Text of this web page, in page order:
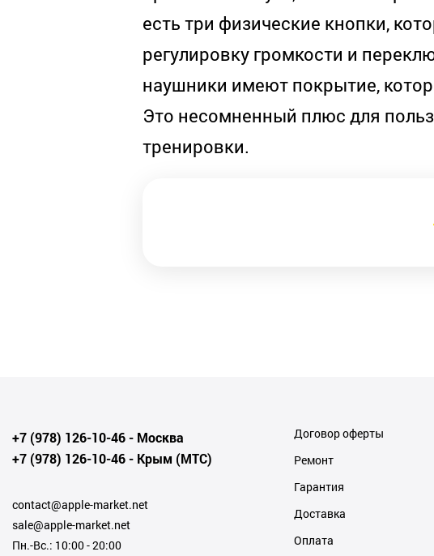
есть три физические кнопки,
регулировку громкости и
наушники имеют покрытие,
Это несомненный плюс для
тренировки.
+7 (978) 126-10-46- Москва
+7 (978) 126-10-46- Крым (МТС)
contact@apple-market.net
sale@apple-market.net
Пн.-Вс.: 10:00 - 20:00
Договор оферты
Ремонт
Гарантия
Доставка
Оплата